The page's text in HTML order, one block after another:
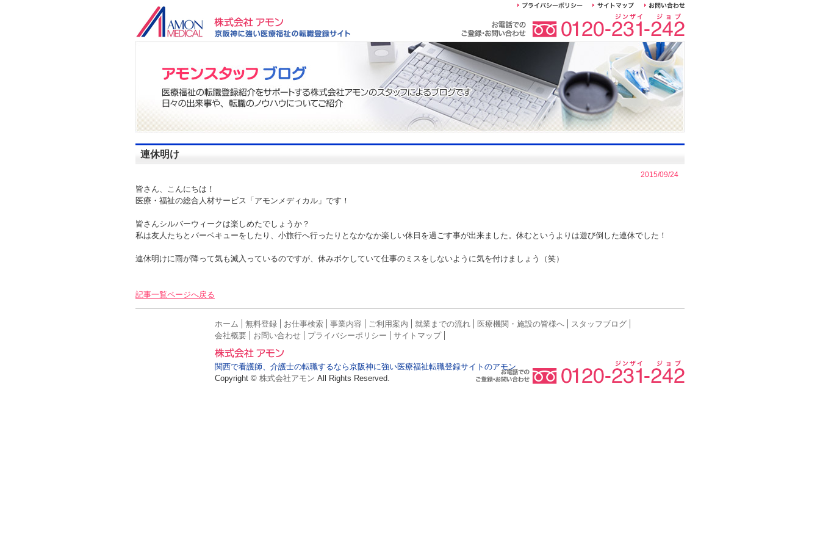
連休明け
2015/09/24
皆さん、こんにちは！
医療・福祉の総合人材サービス「アモンメディカル」です！
皆さんシルバーウィークは楽しめたでしょうか？
私は友人たちとバーベキューをしたり、小旅行へ行ったりとなかなか楽しい休日を過ごす事が出来ました。休むというよりは遊び倒した連休でした！
連休明けに雨が降って気も滅入っているのですが、休みボケしていて仕事のミスをしないように気を付けましょう（笑）
記事一覧ページへ戻る
ホーム 無料登録 お仕事検索 事業内容 ご利用案内 就業までの流れ 医療機関・施設の皆様へ
スタッフブログ
会社概要
お問い合わせ プライバシーポリシー サイトマップ
関西で看護師、介護士の転職するなら京阪神に強い医療福祉転職登録サイトのアモン
Copyright © 株式会社アモン All Rights Reserved.